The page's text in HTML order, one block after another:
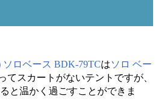
ロベース BDK-79TCはソロ ベー
てスカートがないテントですが、
と温かく過ごすことができま